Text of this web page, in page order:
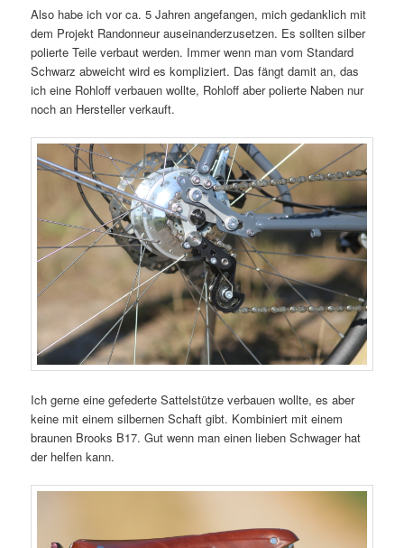
Also habe ich vor ca. 5 Jahren angefangen, mich gedanklich mit
dem Projekt Randonneur auseinanderzusetzen. Es sollten silber
polierte Teile verbaut werden. Immer wenn man vom Standard
Schwarz abweicht wird es kompliziert. Das fängt damit an, das
ich eine Rohloff verbauen wollte, Rohloff aber polierte Naben nur
noch an Hersteller verkauft.
Ich gerne eine gefederte Sattelstütze verbauen wollte, es aber
keine mit einem silbernen Schaft gibt. Kombiniert mit einem
braunen Brooks B17. Gut wenn man einen lieben Schwager hat
der helfen kann.